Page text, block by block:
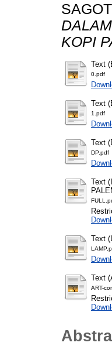
KOPI
Text
0.pdf
Text
1.pdf
Text
DP.pdf
Text
Text
Text
ART-